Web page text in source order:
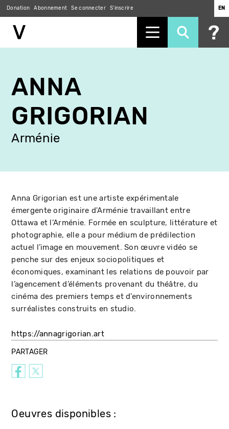
contenu
principal
Donation Abonnement Se connecter S'inscrire EN
ANNA
GRIGORIAN
Arménie
Anna Grigorian est une artiste expérimentale
émergente originaire d'Arménie travaillant entre
Ottawa et l’Arménie. Formée en sculpture, littérature et
photographie, elle a pour médium de prédilection
actuel l’image en mouvement. Son œuvre vidéo se
penche sur des enjeux sociopolitiques et
économiques, examinant les relations de pouvoir par
l’agencement d’éléments provenant du théâtre, du
cinéma des premiers temps et d’environnements
surréalistes construits en studio.
https://annagrigorian.art
PARTAGER
Oeuvres disponibles :